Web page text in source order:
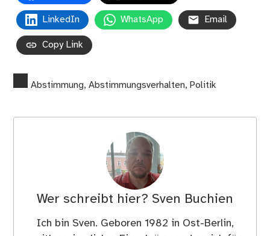
LinkedIn WhatsApp Email
Copy Link
Abstimmung,Abstimmungsverhalten, Politik
Wer schreibt hier? Sven Buchien
Ich bin Sven. Geboren 1982 in Ost-Berlin,